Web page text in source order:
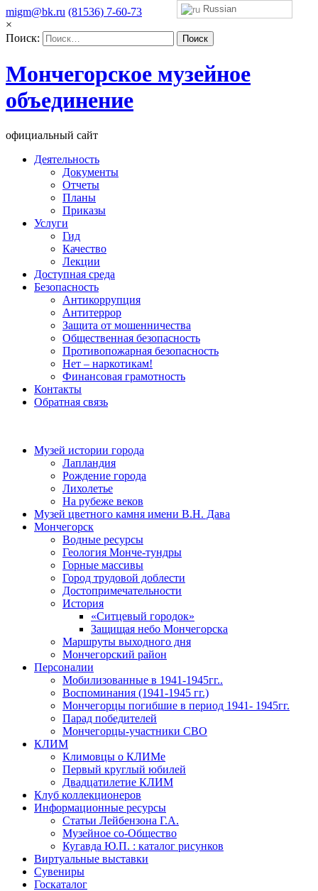
migm@bk.ru (81536) 7-60-73
×
Поиск:
Мончегорское музейное
объединение
официальный сайт
Деятельность
Документы
Отчеты
Планы
Приказы
Услуги
Гид
Качество
Лекции
Доступная среда
Безопасность
Антикоррупция
Антитеррор
Защита от мошенничества
Общественная безопасность
Противопожарная безопасность
Нет – наркотикам!
Финансовая грамотность
Контакты
Обратная связь
Музей истории города
Лапландия
Рождение города
Лихолетье
На рубеже веков
Музей цветного камня имени В.Н. Дава
Мончегорск
Водные ресурсы
Геология Монче-тундры
Горные массивы
Город трудовой доблести
Достопримечательности
История
«Ситцевый городок»
Защищая небо Мончегорска
Маршруты выходного дня
Мончегорский район
Персоналии
Мобилизованные в 1941-1945гг..
Воспоминания (1941-1945 гг.)
Мончегорцы погибшие в период 1941- 1945гг.
Парад победителей
Мончегорцы-участники СВО
КЛИМ
Климовцы о КЛИМе
Первый круглый юбилей
Двадцатилетие КЛИМ
Клуб коллекционеров
Информационные ресурсы
Статьи Лейбензона Г.А.
Музейное со-Общество
Кугавда Ю.П. : каталог рисунков
Виртуальные выставки
Сувениры
Госкаталог
Russian